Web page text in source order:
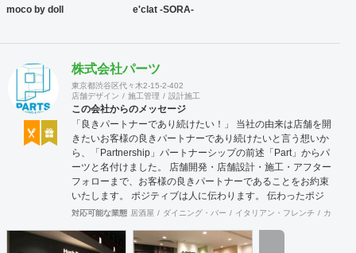
moco by doll e'clat -SORA-
株式会社パーツ
東京都渋谷区代々木2-15-2-402
店舗デザイン
施工管理 設計施工
この会社からのメッセージ
「良きパートナーであり続けたい！」 当社の由来は店舗を開
きたいお客様の良きパートナーであり続けたいと言う想いか
ら、「Partnership」パートナーシップの前述「Part」からパ
ーツと名付けました。 店舗開発・店舗設計・施工・アフター
フォローまで、お客様の良きパートナーであることをお約束
いたします。 ポジティブは人に伝わります。 伝わったポジ
ティブが幸せを呼び込み、呼び込んだ幸せが、さらに大きな
社ならではの実績をご確認下さい。 <a
対応可能な業態 居酒屋 ダイニング・バー イタリアン・フレンチ カフェ